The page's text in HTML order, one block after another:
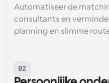
Automatiseer de
consultants en
planning en slimme
02